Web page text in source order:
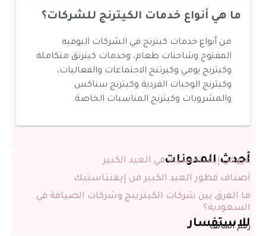
أحدث المدونات
عروض إيفنتاستيك في العيد الكبير
أصناف فطور العيد الكبير من إيفنتاستيك
ما الفرق بين شركات الكيترينج وشركات الضيافة في
السعودية؟
للاستفسار
رقم الهاتف
ما هي أنواع خدمات الكيترنج للشركات؟
من أنواع خدمات كيترنج في الشركات البوفيه
المفتوح وشاحنات طعام، وخدمات كيترنق متكاملة
وكيترنج يومي وكيرتنج الاجتماعات والفعاليات،
وكيترنج الوجبات الفردية وكيترنج سناكس
والمشروبات وكيترنج المناسبات الخاصة.